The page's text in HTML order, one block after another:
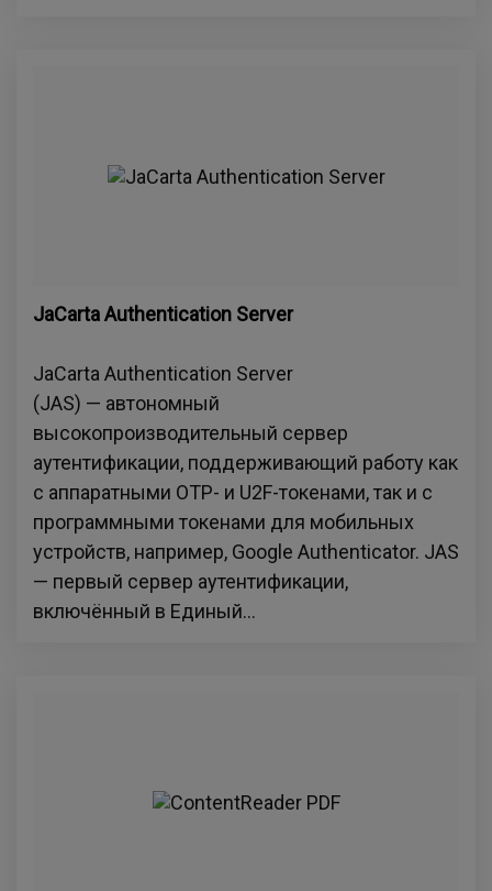
JaCarta Authentication Server
JaCarta Authentication Server
(JAS) — автономный
высокопроизводительный сервер
аутентификации, поддерживающий работу как
с аппаратными OTP- и U2F-токенами, так и с
программными токенами для мобильных
устройств, например, Google Authenticator. JAS
— первый сервер аутентификации,
включённый в Единый...